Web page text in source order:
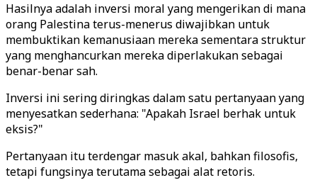
Hasilnya adalah inversi moral yang mengerikan di mana
orang Palestina terus-menerus diwajibkan untuk
membuktikan kemanusiaan mereka sementara struktur
yang menghancurkan mereka diperlakukan sebagai
benar-benar sah.
Inversi ini sering diringkas dalam satu pertanyaan yang
menyesatkan sederhana: "Apakah Israel berhak untuk
eksis?"
Pertanyaan itu terdengar masuk akal, bahkan filosofis,
tetapi fungsinya terutama sebagai alat retoris.